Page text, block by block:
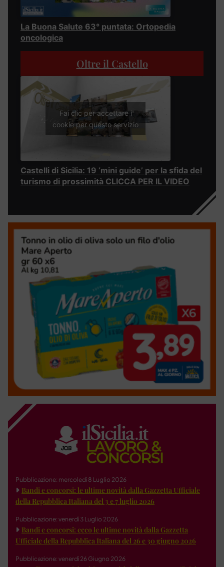
La Buona Salute 63° puntata: Ortopedia
oncologica
Oltre il Castello
Fai clic per accettare i
cookie per questo servizio
Castelli di Sicilia: 19 ‘mini guide’ per la sfida del
turismo di prossimità CLICCA PER IL VIDEO
Pubblicazione: mercoledì 8 Luglio 2026
Bandi e concorsi: le ultime novità dalla Gazzetta Ufficiale
della Repubblica Italiana del 3 e 7 luglio 2026
Pubblicazione: venerdì 3 Luglio 2026
Bandi e concorsi: ecco le ultime novità dalla Gazzetta
Ufficiale della Repubblica Italiana del 26 e 30 giugno 2026
Pubblicazione: venerdì 26 Giugno 2026